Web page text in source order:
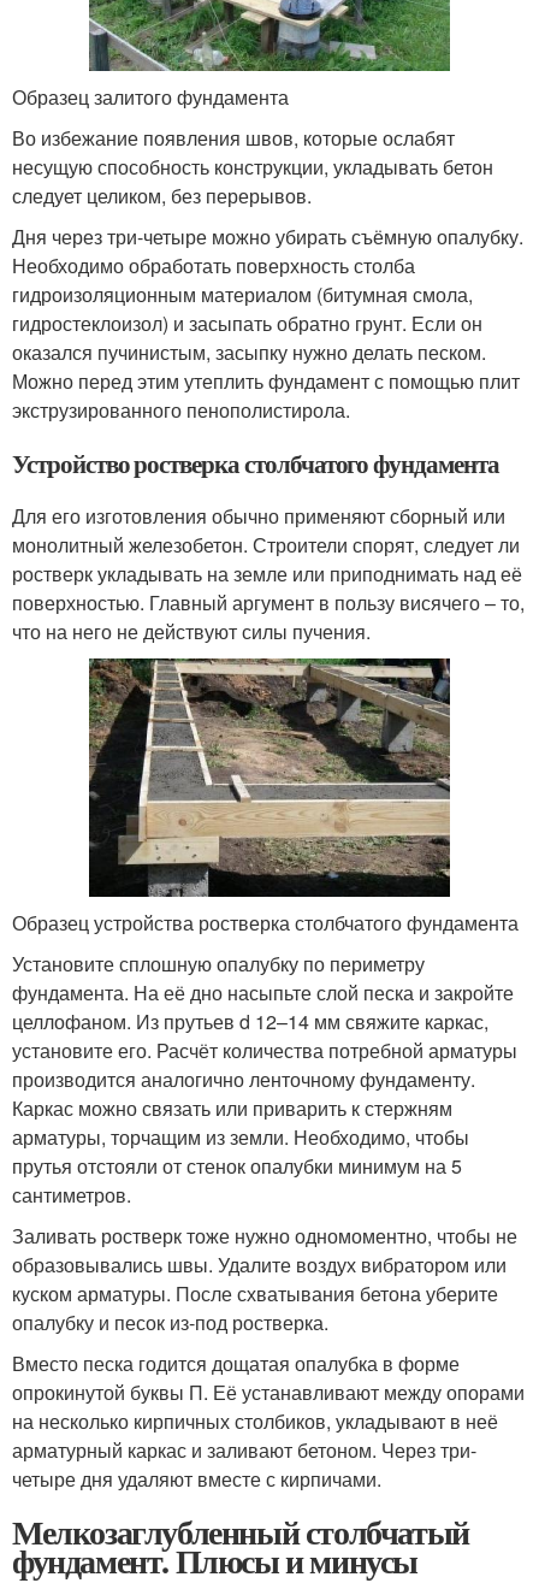
Образец залитого фундамента
Во избежание появления швов, которые ослабят
несущую способность конструкции, укладывать бетон
следует целиком, без перерывов.
Дня через три-четыре можно убирать съёмную опалубку.
Необходимо обработать поверхность столба
гидроизоляционным материалом (битумная смола,
гидростеклоизол) и засыпать обратно грунт. Если он
оказался пучинистым, засыпку нужно делать песком.
Можно перед этим утеплить фундамент с помощью плит
экструзированного пенополистирола.
Устройство ростверка столбчатого фундамента
Для его изготовления обычно применяют сборный или
монолитный железобетон. Строители спорят, следует ли
ростверк укладывать на земле или приподнимать над её
поверхностью. Главный аргумент в пользу висячего – то,
что на него не действуют силы пучения.
Образец устройства ростверка столбчатого фундамента
Установите сплошную опалубку по периметру
фундамента. На её дно насыпьте слой песка и закройте
целлофаном. Из прутьев d 12–14 мм свяжите каркас,
установите его. Расчёт количества потребной арматуры
производится аналогично ленточному фундаменту.
Каркас можно связать или приварить к стержням
арматуры, торчащим из земли. Необходимо, чтобы
прутья отстояли от стенок опалубки минимум на 5
сантиметров.
Заливать ростверк тоже нужно одномоментно, чтобы не
образовывались швы. Удалите воздух вибратором или
куском арматуры. После схватывания бетона уберите
опалубку и песок из-под ростверка.
Вместо песка годится дощатая опалубка в форме
опрокинутой буквы П. Её устанавливают между опорами
на несколько кирпичных столбиков, укладывают в неё
арматурный каркас и заливают бетоном. Через три-
четыре дня удаляют вместе с кирпичами.
Мелкозаглубленный столбчатый
фундамент. Плюсы и минусы